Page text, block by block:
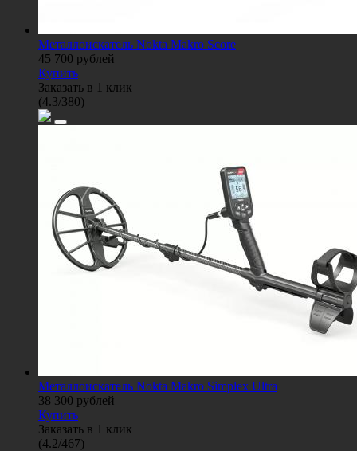
Металлоискатель Nokta Makro Score
45 700 рублей
Купить
Заказать в 1 клик
(4.3/380)
Металлоискатель Nokta Makro Simplex Ultra
38 300 рублей
Купить
Заказать в 1 клик
(4.2/467)